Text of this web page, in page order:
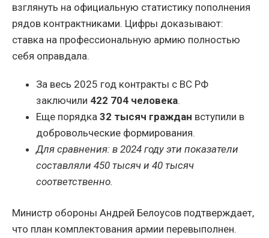
взглянуть на официальную статистику пополнения
рядов контрактниками. Цифры доказывают:
ставка на профессиональную армию полностью
себя оправдала.
За весь 2025 год контракты с ВС РФ
заключили 422 704 человека.
Еще порядка 32 тысяч граждан вступили в
добровольческие формирования.
Для сравнения: в 2024 году эти показатели
составляли 450 тысяч и 40 тысяч
соответственно.
Министр обороны Андрей Белоусов подтверждает,
что план комплектования армии перевыполнен.